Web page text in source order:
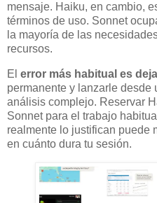
mensaje. Haiku, en cambio,
términos de uso. Sonnet
la mayoría de las
recursos.
El error más habitual es
permanente y lanzarle desde
análisis complejo. Reservar
Sonnet para el trabajo
realmente lo justifican puede
en cuánto dura tu sesión.